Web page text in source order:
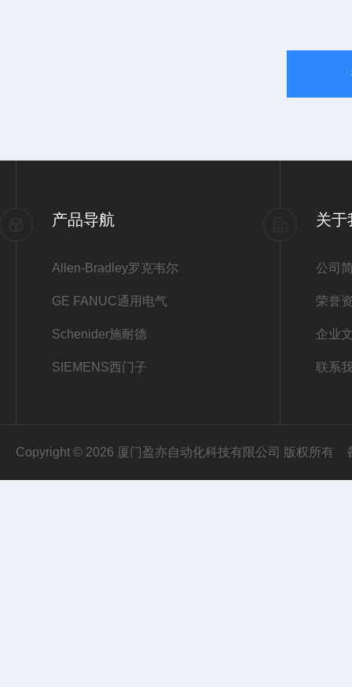
产品导航
Allen-Bradley罗克韦尔
GE FANUC通用电气
Schenider施耐德
SIEMENS西门子
关于
公司
荣誉
企业
联系
Copyright © 2026 厦门盈亦自动化科技有限公司 版权所有